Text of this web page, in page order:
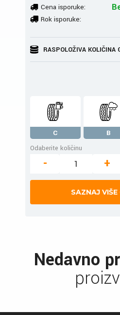
Cena isporuke:
Rok isporuke:
RASPOLOŽIVA KOLIČINA
C B
Odaberite količinu
- +
SAZNAJ VIŠE
Nedavno